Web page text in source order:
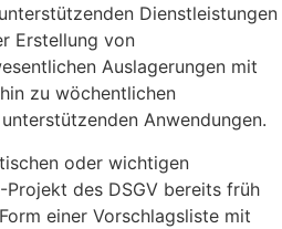
Dienstleistungen
Erstellung von
Auslagerungen mit
zu wöchentlichen
Anwendungen.
oder wichtigen
Projekt des DSGV bereits früh
einer Vorschlagsliste mit